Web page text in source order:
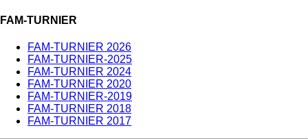
FAM-TURNIER
FAM-TURNIER 2026
FAM-TURNIER-2025
FAM-TURNIER 2024
FAM-TURNIER 2020
FAM-TURNIER-2019
FAM-TURNIER 2018
FAM-TURNIER 2017